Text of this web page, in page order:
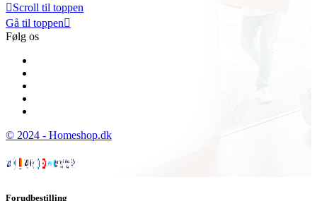
Scroll til toppen
Gå til toppen
Følg os
© 2024 - Homeshop.dk
Forudbestilling